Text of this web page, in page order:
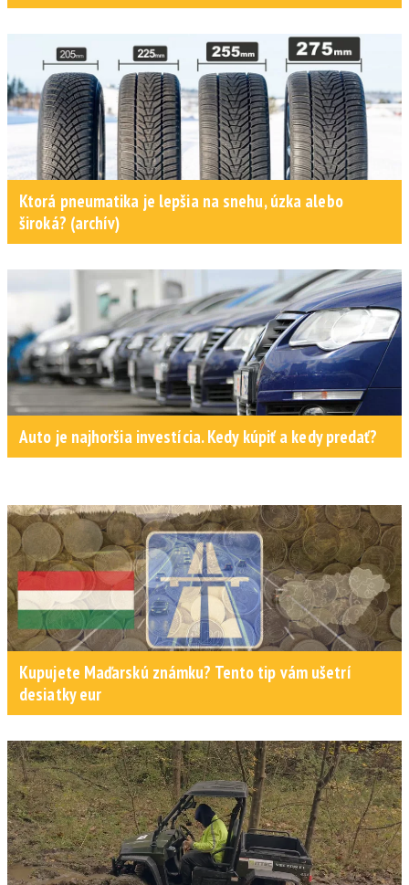
Ktorá pneumatika je lepšia na snehu, úzka alebo
široká? (archív)
Auto je najhoršia investícia. Kedy kúpiť a kedy predať?
Kupujete Maďarskú známku? Tento tip vám ušetrí
desiatky eur